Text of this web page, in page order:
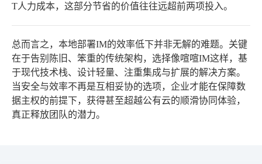
T人力成本，这部分节省的价值往往远超前两项投入。
总而言之，本地部署IM的效率低下并非无解的难题。关键
在于告别陈旧、笨重的传统架构，选择像喧喧IM这样，基
于现代技术栈、设计轻量、注重集成与扩展的解决方案。
当安全与效率不再是互相妥协的选项，企业才能在保障数
据主权的前提下，获得甚至超越公有云的顺滑协同体验，
真正释放团队的潜力。